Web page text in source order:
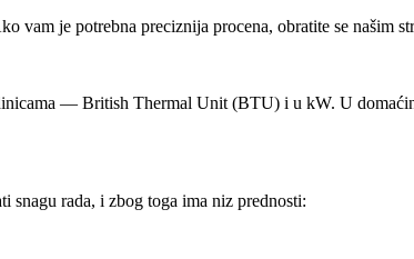
vam je potrebna preciznija procena, obratite se našim
— British Thermal Unit (BTU) i u kW. U
snagu rada, i zbog toga ima niz prednosti: